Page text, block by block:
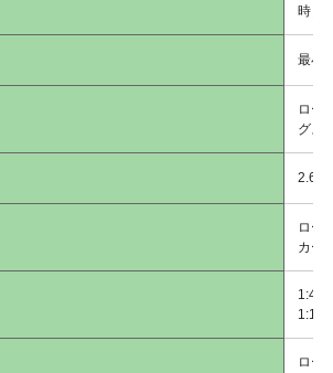
時）
最小
ロー
グス
2.6イ
ロー
カー
1:4
1:1
ロー